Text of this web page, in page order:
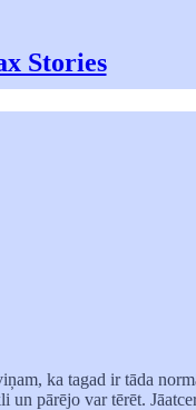
Stories
ka tagad ir tāda
un pārējo var tērēt.